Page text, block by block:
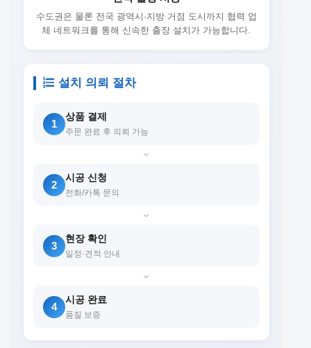
수도권은 물론 전국 광역시·지방 거점 도시까지 협력 업
체 네트워크를 통해 신속한 출장 설치가 가능합니다.
설치 의뢰 절차
1
상품 결제
주문 완료 후 의뢰 가능
›
2
시공 신청
전화/카톡 문의
›
3
현장 확인
일정·견적 안내
›
4
시공 완료
품질 보증